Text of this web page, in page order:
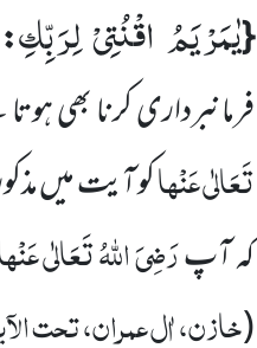
{یٰمَرْیَمُ اقْنُتِیْ لِرَبِّكِ
فرمانبرداری کرنا بھی
تَعَالٰی عَنْہاکو آیت میں
کہ آپرَضِیَ اللہُ تَعَالٰی
(خازن، اٰل عمران، تحت